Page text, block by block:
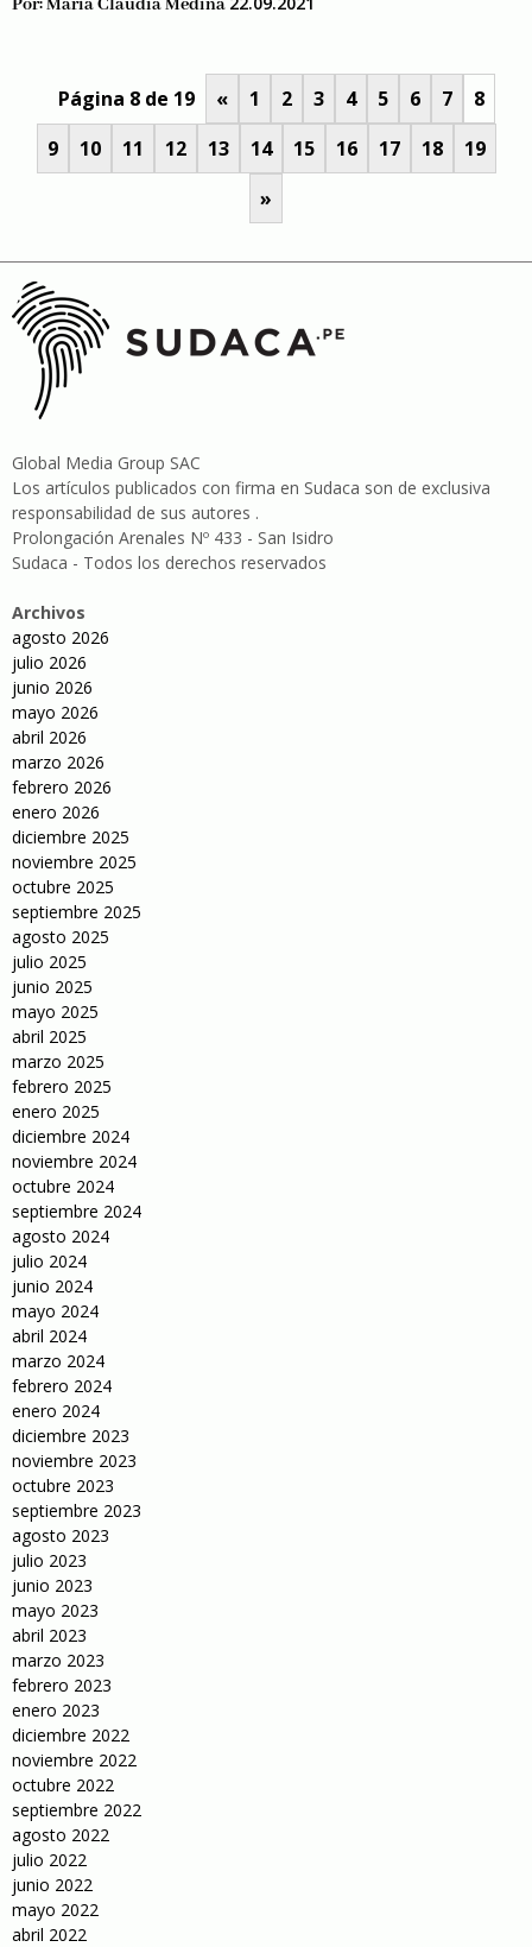
Por:Maria Claudia Medina
Página 8 de 19 « 1 2 3 4 5 6 7
8
9
10 11 12 13 14 15 16 17 18
19
»
Global Media Group SAC
Los artículos publicados con firma en Sudaca son de exclusiva
responsabilidad de sus autores .
Prolongación Arenales Nº 433 - San Isidro
Sudaca - Todos los derechos reservados
Archivos
agosto 2026
julio 2026
junio 2026
mayo 2026
abril 2026
marzo 2026
febrero 2026
enero 2026
diciembre 2025
noviembre 2025
octubre 2025
septiembre 2025
agosto 2025
julio 2025
junio 2025
mayo 2025
abril 2025
marzo 2025
febrero 2025
enero 2025
diciembre 2024
noviembre 2024
octubre 2024
septiembre 2024
agosto 2024
julio 2024
junio 2024
mayo 2024
abril 2024
marzo 2024
febrero 2024
enero 2024
diciembre 2023
noviembre 2023
octubre 2023
septiembre 2023
agosto 2023
julio 2023
junio 2023
mayo 2023
abril 2023
marzo 2023
febrero 2023
enero 2023
diciembre 2022
noviembre 2022
octubre 2022
septiembre 2022
agosto 2022
julio 2022
junio 2022
mayo 2022
abril 2022